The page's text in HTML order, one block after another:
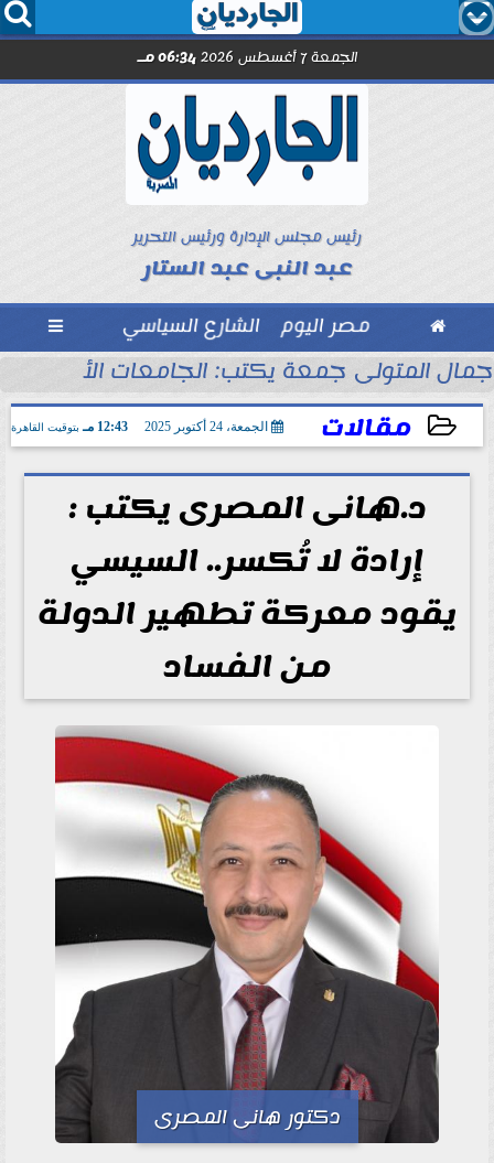
  
الجمعة 7 أغسطس 2026 06:34 مـ
رئيس مجلس الإدارة ورئيس التحرير
عبد النبى عبد الستار
 مصر اليوم الشارع السياسي 
أحداً ومفتوحة للجميع
جمال المتولى جمعة يكتب: الجامعات الأهلية
مقالات الجمعة، 24 أكتوبر 2025 12:43 مـ بتوقيت القاهرة
2025-10-24 12:43:28
د.هانى المصرى يكتب :
إرادة لا تُكسر.. السيسي
يقود معركة تطهير الدولة
من الفساد
دكتور هانى المصرى